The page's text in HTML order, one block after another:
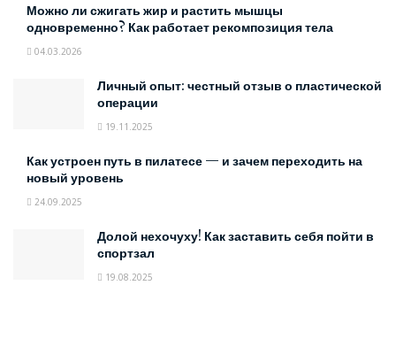
Можно ли сжигать жир и растить мышцы
одновременно? Как работает рекомпозиция тела
04.03.2026
Личный опыт: честный отзыв о пластической
операции
19.11.2025
Как устроен путь в пилатесе — и зачем переходить на
новый уровень
24.09.2025
Долой нехочуху! Как заставить себя пойти в
спортзал
19.08.2025